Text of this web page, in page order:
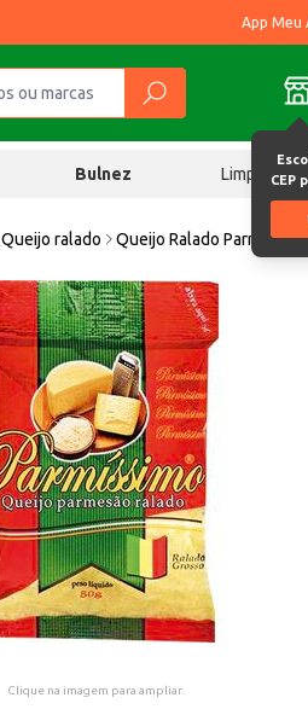
App Meu
CEP
Bulnez Limpeza
Queijo ralado Queijo Ralado
Clique na imagem para ampliar.